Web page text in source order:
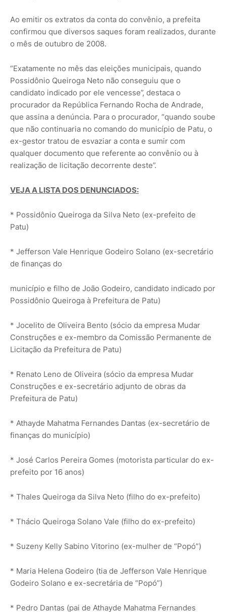
Ao emitir os extratos da conta do convênio, a prefeita
confirmou que diversos saques foram realizados, durante
o mês de outubro de 2008.
“Exatamente no mês das eleições municipais, quando
Possidônio Queiroga Neto não conseguiu que o
candidato indicado por ele vencesse”, destaca o
procurador da República Fernando Rocha de Andrade,
que assina a denúncia. Para o procurador, “quando soube
que não continuaria no comando do município de Patu, o
ex-gestor tratou de esvaziar a conta e sumir com
qualquer documento que referente ao convênio ou à
realização de licitação decorrente deste”.
VEJA A LISTA DOS DENUNCIADOS:
* Possidônio Queiroga da Silva Neto (ex-prefeito de
Patu)
* Jefferson Vale Henrique Godeiro Solano (ex-secretário
de finanças do
município e filho de João Godeiro, candidato indicado por
Possidônio Queiroga à Prefeitura de Patu)
* Jocelito de Oliveira Bento (sócio da empresa Mudar
Construções e ex-membro da Comissão Permanente de
Licitação da Prefeitura de Patu)
* Renato Leno de Oliveira (sócio da empresa Mudar
Construções e ex-secretário adjunto de obras da
Prefeitura de Patu)
* Athayde Mahatma Fernandes Dantas (ex-secretário de
finanças do município)
* José Carlos Pereira Gomes (motorista particular do ex-
prefeito por 16 anos)
* Thales Queiroga da Silva Neto (filho do ex-prefeito)
* Thácio Queiroga Solano Vale (filho do ex-prefeito)
* Suzeny Kelly Sabino Vitorino (ex-mulher de “Popó”)
* Maria Helena Godeiro (tia de Jefferson Vale Henrique
Godeiro Solano e ex-secretária de “Popó”)
* Pedro Dantas (pai de Athayde Mahatma Fernandes